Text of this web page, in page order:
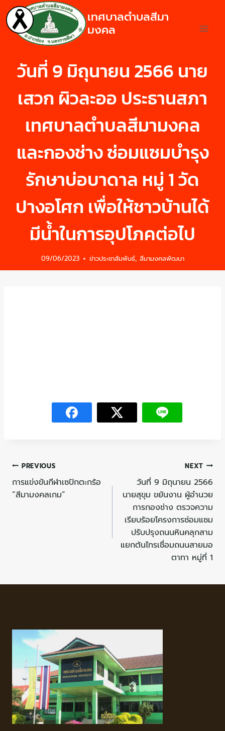
เทศบาลตำบลสีมา
มงคล
วันที่ 9 มิถุนายน 2566 นาย
เสวก ผิวละออ ประธานสภา
เทศบาลตำบลสีมามงคล
และกองช่าง ซ่อมแซมบำรุง
รักษาบ่อบาดาล หมู่ 1 วัด
ปางอโศก เพื่อให้ชาวบ้านได้
มีน้ำในการอุปโภคต่อไป
09/06/2023 ข่าวประชาสัมพันธ์, สีมามงคลพัฒนา
PREVIOUS
การแข่งขันกีฬาเซปักตะกร้อ
“สีมามงคลเกม”
NEXT
วันที่ 9 มิถุนายน 2566
นายสุขุม ขยันงาน ผู้อำนวย
การกองช่าง ตรวจความ
เรียบร้อยโครงการซ่อมแซม
ปรับปรุงถนนหินคลุกสาม
แยกต้นไทรเชื่อมถนนสายมอ
ตาทา หมู่ที่ 1